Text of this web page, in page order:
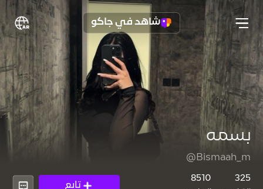
شاهد في جاكو
بسمه
@Bismaah_m
325
8510
تابع